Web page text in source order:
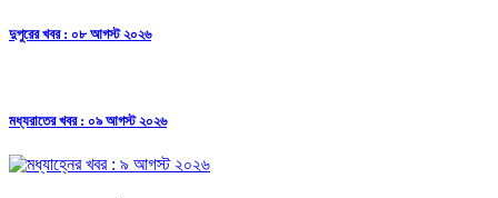
দুপুরের খবর : ০৮ আগস্ট ২০২৬
মধ্যরাতের খবর : ০৯ আগস্ট ২০২৬